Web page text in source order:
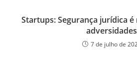
Startups: Segurança jurídica
adversidades
7 de julho de